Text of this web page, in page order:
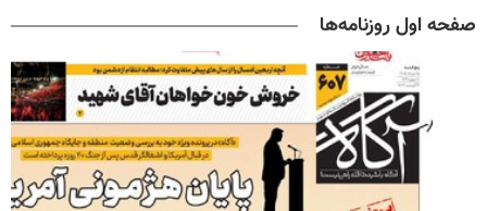
صفحه اول روزنامه‌ها